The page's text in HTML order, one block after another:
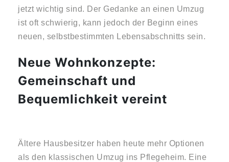
jetzt wichtig sind. Der Gedanke an einen Umzug
ist oft schwierig, kann jedoch der Beginn eines
neuen, selbstbestimmten Lebensabschnitts sein.
Neue Wohnkonzepte:
Gemeinschaft und
Bequemlichkeit vereint
Ältere Hausbesitzer haben heute mehr Optionen
als den klassischen Umzug ins Pflegeheim. Eine